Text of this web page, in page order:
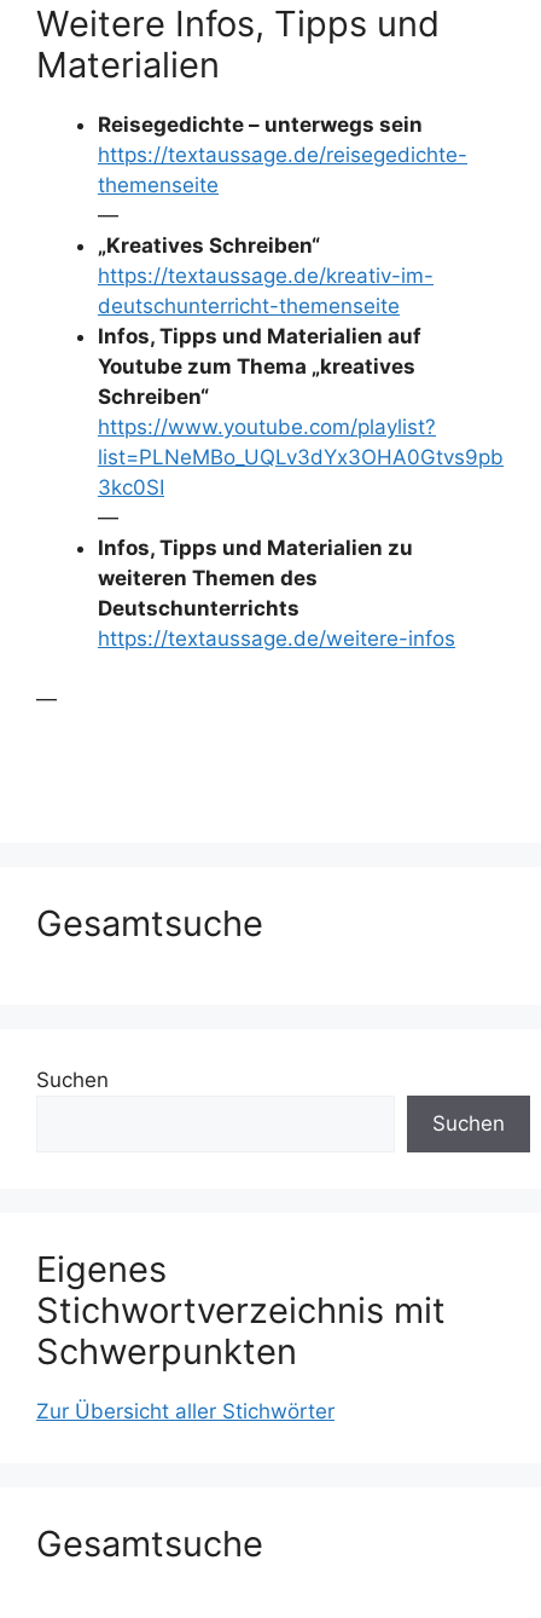
Weitere Infos, Tipps und
Materialien
Reisegedichte – unterwegs sein
https://textaussage.de/reisegedichte-
themenseite
—
„Kreatives Schreiben“
https://textaussage.de/kreativ-im-
deutschunterricht-themenseite
Infos, Tipps und Materialien auf
Youtube zum Thema „kreatives
Schreiben“
https://www.youtube.com/playlist?
list=PLNeMBo_UQLv3dYx3OHA0Gtvs9pb
3kc0SI
—
Infos, Tipps und Materialien zu
weiteren Themen des
Deutschunterrichts
https://textaussage.de/weitere-infos
—
Gesamtsuche
Suchen
Suchen
Eigenes
Stichwortverzeichnis mit
Schwerpunkten
Zur Übersicht aller Stichwörter
Gesamtsuche